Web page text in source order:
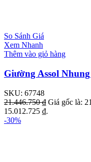
So Sánh Giá
Xem Nhanh
Thêm vào giỏ hàng
Giường Assol
SKU: 67748
21.446.750₫ Giá gốc là:
15.012.725 ₫.
-30%